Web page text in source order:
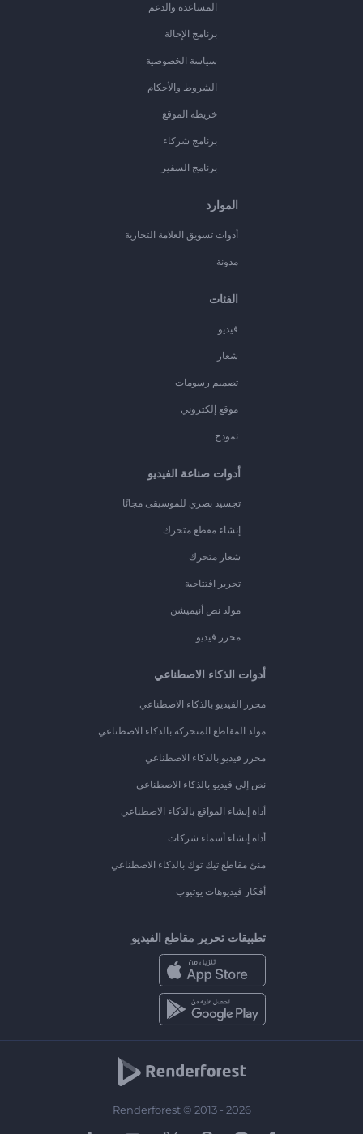
المساعدة والدعم
برنامج الإحالة
سياسة الخصوصية
الشروط والأحكام
خريطة الموقع
برنامج شركاء
برنامج السفير
الموارد
أدوات تسويق العلامة التجارية
مدونة
الفئات
فيديو
شعار
تصميم رسومات
موقع إلكتروني
نموذج
أدوات صناعة الفيديو
تجسيد بصري للموسيقى مجانًا
إنشاء مقطع متحرك
شعار متحرك
تحرير افتتاحية
مولد نص أنيميشن
محرر فيديو
أدوات الذكاء الاصطناعي
محرر الفيديو بالذكاء الاصطناعي
مولد المقاطع المتحركة بالذكاء الاصطناعي
محرر فيديو بالذكاء الاصطناعي
نص إلى فيديو بالذكاء الاصطناعي
أداة إنشاء المواقع بالذكاء الاصطناعي
أداة إنشاء أسماء شركات
منئ مقاطع تيك توك بالذكاء الاصطناعي
أفكار فيديوهات يوتيوب
تطبيقات تحرير مقاطع الفيديو
Renderforest © 2013 - 2026